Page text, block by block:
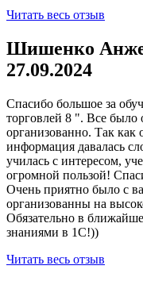
Читать весь отзыв
Шишенко
27.09.2024
Спасибо большое за
торговлей 8 ". Все было
организованно. Так как
информация давалась
училась с интересом,
огромной пользой!
Очень приятно было с
организованны на
Обязательно в
знаниями в 1С!))
Читать весь отзыв